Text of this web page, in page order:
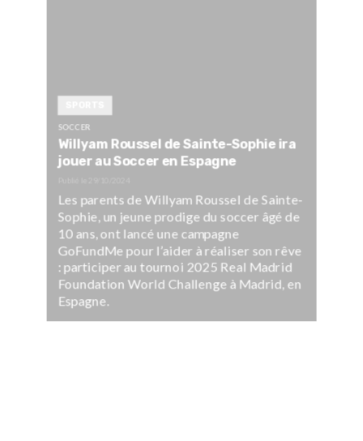
SOCCER
Willyam Roussel de Sainte-Sophie ira
jouer au Soccer en Espagne
Les parents de Willyam Roussel de Sainte-
Sophie, un jeune prodige du soccer âgé de
10 ans, ont lancé une campagne
GoFundMe pour l’aider à réaliser son rêve
: participer au tournoi 2025 Real Madrid
Foundation World Challenge à Madrid, en
Espagne.